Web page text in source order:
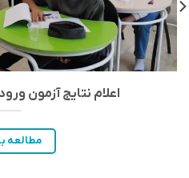
اعلام نتایج آزمون ورودی ۳۰ تیر ماه ۱۴۰۵
مطالعه بیشتر